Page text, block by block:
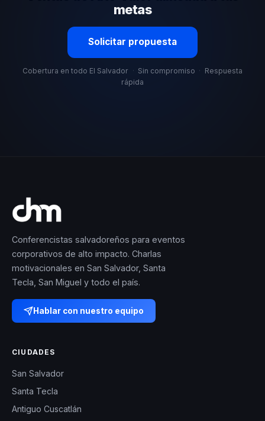
metas
Solicitar propuesta
Cobertura en todo El Salvador · Sin compromiso · Respuesta
rápida
Conferencistas salvadoreños para eventos
corporativos de alto impacto. Charlas
motivacionales en San Salvador, Santa
Tecla, San Miguel y todo el país.
Hablar con nuestro equipo
CIUDADES
San Salvador
Santa Tecla
Antiguo Cuscatlán